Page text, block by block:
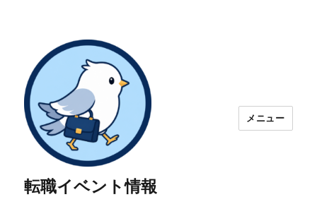
転職イベント情報
メニュー